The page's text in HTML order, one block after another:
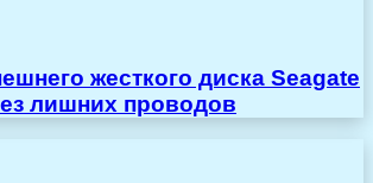
жесткого диска Seagate
лишних проводов